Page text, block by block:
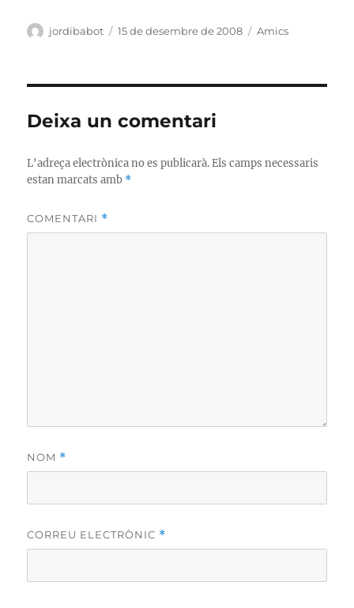
Autor
jordibabot
Publicat
15 de desembre de 2008 Categories
Amics
Deixa un comentari
L'adreça electrònica no es publicarà. Els camps necessaris
estan marcats amb *
COMENTARI *
NOM *
CORREU ELECTRÒNIC *